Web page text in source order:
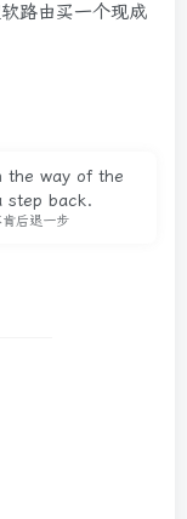
路由买一个现成
the way of the
step back.
后退一步